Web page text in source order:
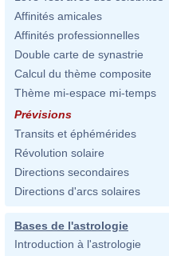
Affinités amicales
Affinités professionnelles
Double carte de synastrie
Calcul du thème composite
Thème mi-espace mi-temps
Prévisions
Transits et éphémérides
Révolution solaire
Directions secondaires
Directions d'arcs solaires
Bases de l'astrologie
Introduction à l'astrologie